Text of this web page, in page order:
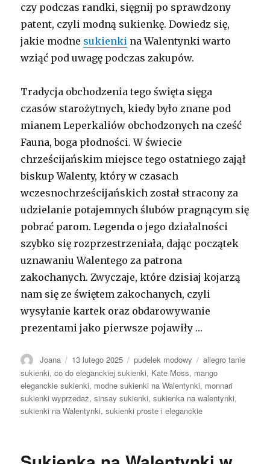
czy podczas randki, sięgnij po sprawdzony
patent, czyli modną sukienkę. Dowiedz się,
jakie modne sukienki na Walentynki warto
wziąć pod uwagę podczas zakupów.
Tradycja obchodzenia tego święta sięga
czasów starożytnych, kiedy było znane pod
mianem Leperkaliów obchodzonych na cześć
Fauna, boga płodności. W świecie
chrześcijańskim miejsce tego ostatniego zajął
biskup Walenty, który w czasach
wczesnochrześcijańskich został stracony za
udzielanie potajemnych ślubów pragnącym się
pobrać parom. Legenda o jego działalności
szybko się rozprzestrzeniała, dając początek
uznawaniu Walentego za patrona
zakochanych. Zwyczaje, które dzisiaj kojarzą
nam się ze świętem zakochanych, czyli
wysyłanie kartek oraz obdarowywanie
prezentami jako pierwsze pojawiły …
Autor
Joana Opublikowano
13 lutego 2025 Kategorie
pudelek modowy Tagi
allegro tanie
sukienki,co do eleganckiej sukienki, Kate Moss, mango
eleganckie sukienki, modne sukienki na Walentynki, monnari
sukienki wyprzedaż,sinsay sukienki,sukienka na walentynki,
sukienki na Walentynki,sukienki proste i eleganckie